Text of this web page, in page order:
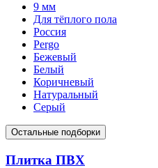
9 мм
Для тёплого пола
Россия
Pergo
Бежевый
Белый
Коричневый
Натуральный
Серый
Остальные подборки
Плитка ПВХ